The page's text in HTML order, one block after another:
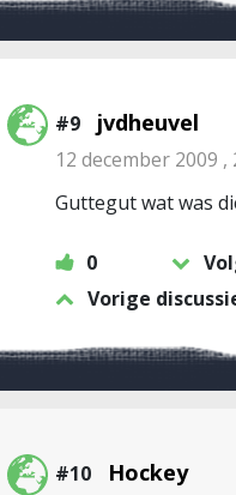
#9 jvdheuvel
12 december 2009 ,
Guttegut wat was
0
Vorige
#10 Hockey